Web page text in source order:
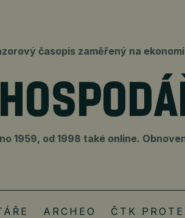
časopis zaměřený na
1959, od 1998 také online.
ARCHEO ČTK